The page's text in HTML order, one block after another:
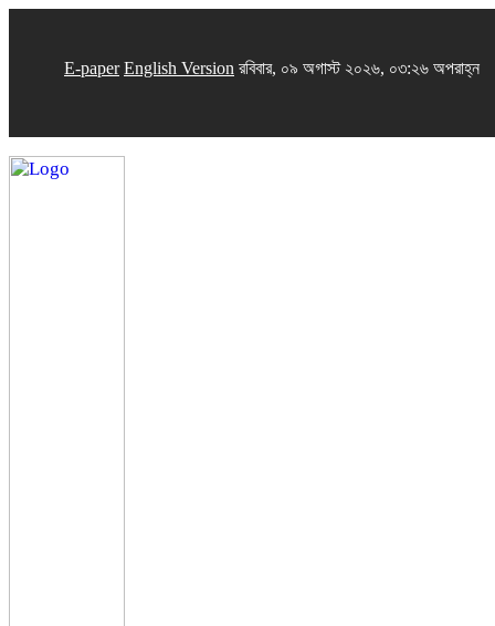
E-paper English Version রবিবার, ০৯ অগাস্ট ২০২৬, ০৩:২৬ অপরাহ্ন